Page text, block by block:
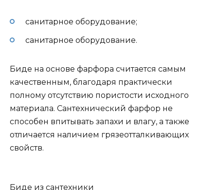
санитарное оборудование;
санитарное оборудование.
Биде на основе фарфора считается самым
качественным, благодаря практически
полному отсутствию пористости исходного
материала. Сантехнический фарфор не
способен впитывать запахи и влагу, а также
отличается наличием грязеотталкивающих
свойств.
Биде из сантехники